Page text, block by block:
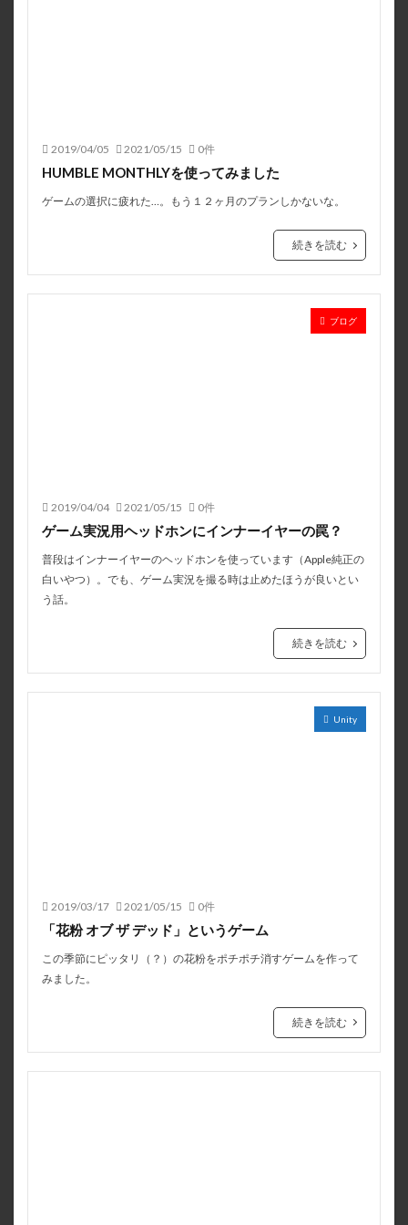
2019/04/05 2021/05/15 0件
HUMBLE MONTHLYを使ってみました
ゲームの選択に疲れた…。もう１２ヶ月のプランしかないな。
続きを読む
ブログ
2019/04/04 2021/05/15 0件
ゲーム実況用ヘッドホンにインナーイヤーの罠？
普段はインナーイヤーのヘッドホンを使っています（Apple純正の
白いやつ）。でも、ゲーム実況を撮る時は止めたほうが良いとい
う話。
続きを読む
Unity
2019/03/17 2021/05/15 0件
「花粉 オブ ザ デッド」というゲーム
この季節にピッタリ（？）の花粉をポチポチ消すゲームを作って
みました。
続きを読む